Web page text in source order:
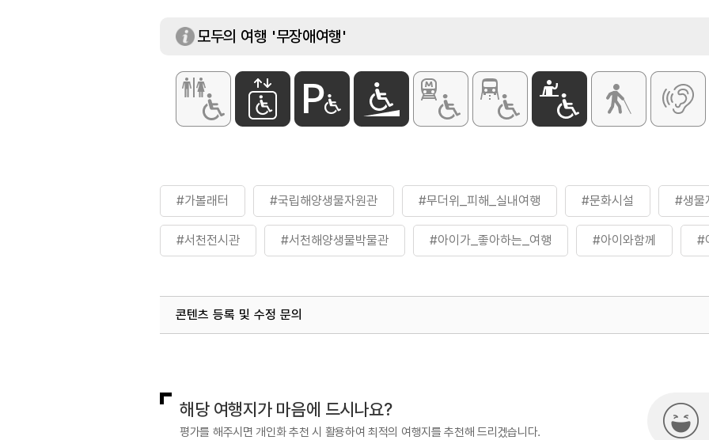
포함) / 국가
※ 무료대상
※ 자세한 사
※ 신분증 또는 증빙자료 지참 필수
모두의 여행 '무장애여행'
#가볼래터 #국립해양생물자원관 #무더위_피해_실내여행 #문화시설 #생물
#서천전시관 #서천해양생물박물관 #아이가_좋아하는_여행 #아이와함께 #
콘텐츠 등록 및 수정 문의
해당 여행지가 마음에 드시나요?
평가를 해주시면 개인화 추천 시 활용하여 최적의 여행지를 추천해 드리겠습니다.